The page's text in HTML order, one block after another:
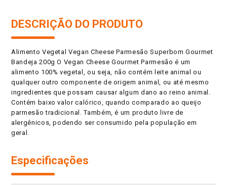
DESCRIÇÃO DO PRODUTO
Alimento Vegetal Vegan Cheese Parmesão Superbom Gourmet
Bandeja 200g O Vegan Cheese Gourmet Parmesão é um
alimento 100% vegetal, ou seja, não contém leite animal ou
qualquer outro componente de origem animal, ou até mesmo
ingredientes que possam causar algum dano ao reino animal.
Contém baixo valor calórico, quando comparado ao queijo
parmesão tradicional. Também, é um produto livre de
alergênicos, podendo ser consumido pela população em
geral.
Especificações